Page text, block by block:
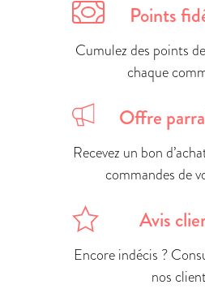
Points
Cumulez des points
chaque
Offre
Recevez un bon
commandes de
Avis
Encore indécis ?
nos